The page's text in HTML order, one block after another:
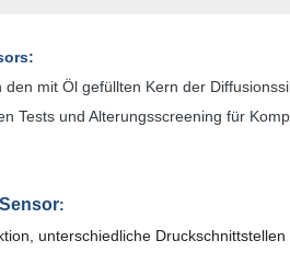
mit Öl gefüllten Kern der
Tests und Alterungsscreening für
:
unterschiedliche Druckschnittstellen